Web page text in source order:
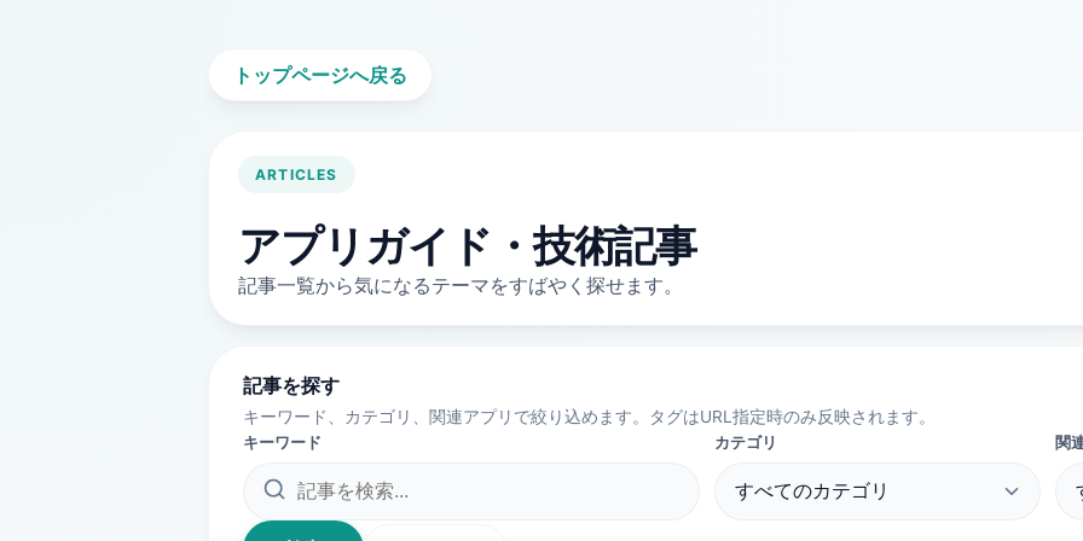
トップページへ戻る
ARTICLES
アプリガイド・技術記事
記事一覧から気になるテーマをすばやく探せます。
記事を探す
キーワード、カテゴリ、関連アプリで絞り込めます。タグはURL指定時のみ反映されます。
キーワード
カテゴリ 関